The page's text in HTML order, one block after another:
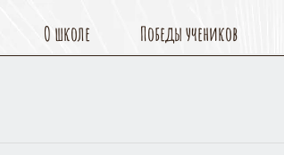
О школе Победы учеников